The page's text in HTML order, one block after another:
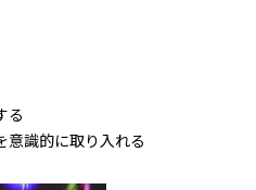
る
意識的に取り入れる